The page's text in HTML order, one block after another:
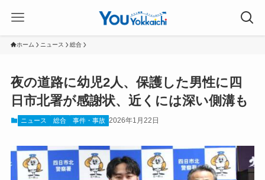
ホーム ニュース 総合
夜の道路に幼児2人、保護した男性に四
日市北署が感謝状、近くには深い側溝も
ニュース 総合 事件・事故 2026年1月22日